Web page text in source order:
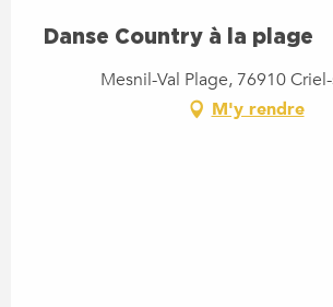
Danse Country à la plage
Mesnil-Val Plage, 76910
M'y rendre